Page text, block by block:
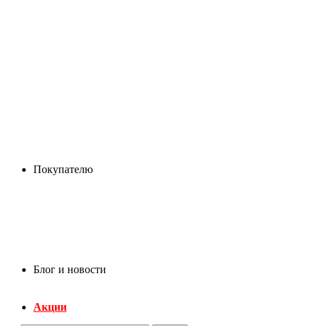
Покупателю
Блог и новости
Акции